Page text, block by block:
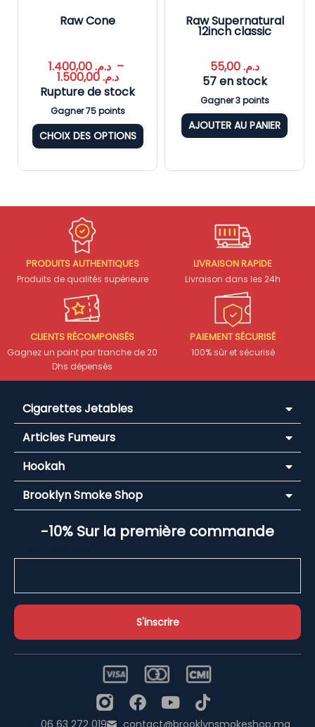
Raw Cone
د.م. –
د.م.1.500,00
Rupture de stock
Gagner 75 points
CHOIX DES OPTIONS
Raw Supernatural
12inch classic
د.م.55,00
57 en stock
Gagner 3 points
AJOUTER AU PANIER
PRODUITS AUTHENTIQUES
Produits de qualités supérieure
LIVRAISON RAPIDE
Livraison dans les 24h
CLIENTS RÉCOMPONSÉS
Gagnez un point par tranche de 20
Dhs dépensés
PAIEMENT SÉCURISÉ
100% sûr et sécurisé
Cigarettes Jetables
Articles Fumeurs
Hookah
Brooklyn Smoke Shop
-10% Sur la première commande
06 63 272 019 contact@brooklynsmokeshop.ma